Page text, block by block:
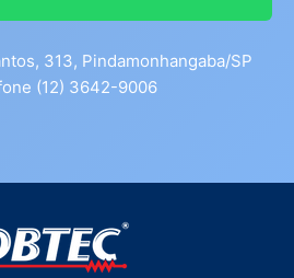
313, Pindamonhangaba/SP
(12) 3642-9006